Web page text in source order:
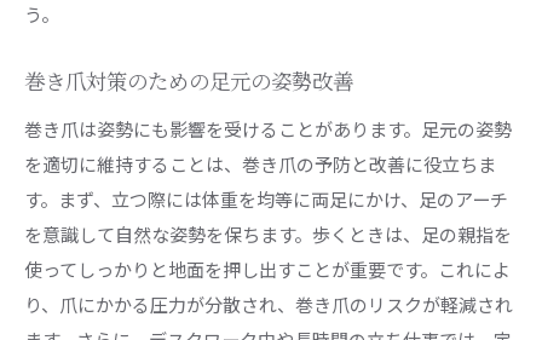
う。
巻き爪対策のための足元の姿勢改善
巻き爪は姿勢にも影響を受けることがあります。足元の姿勢
を適切に維持することは、巻き爪の予防と改善に役立ちま
す。まず、立つ際には体重を均等に両足にかけ、足のアーチ
を意識して自然な姿勢を保ちます。歩くときは、足の親指を
使ってしっかりと地面を押し出すことが重要です。これによ
り、爪にかかる圧力が分散され、巻き爪のリスクが軽減され